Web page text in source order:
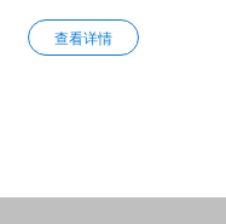
查看详情